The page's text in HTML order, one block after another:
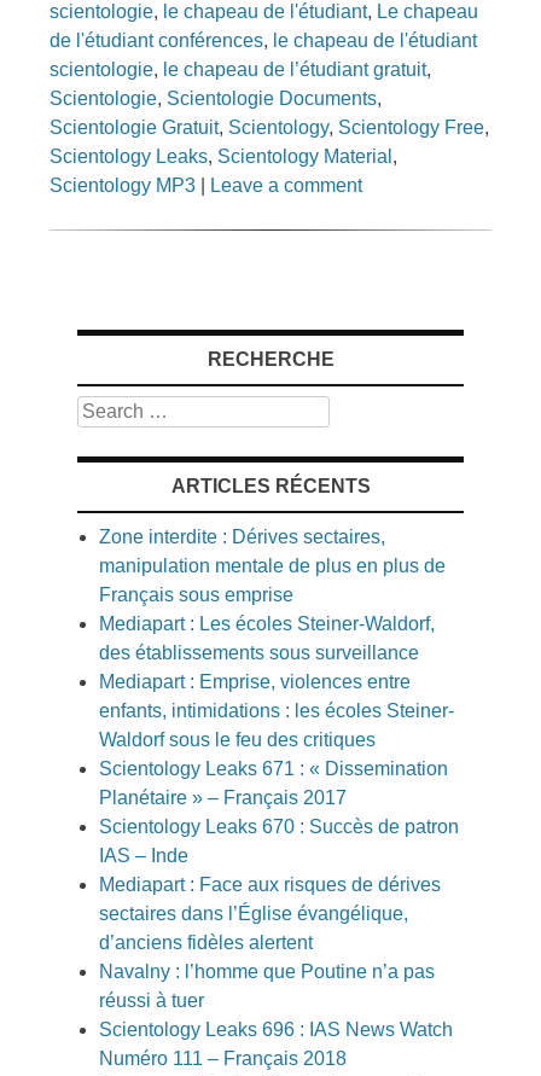
scientologie, le chapeau de l'étudiant, Le chapeau
de l'étudiant conférences, le chapeau de l'étudiant
scientologie, le chapeau de l’étudiant gratuit,
Scientologie, Scientologie Documents,
Scientologie Gratuit, Scientology, Scientology Free,
Scientology Leaks, Scientology Material ,
Scientology MP3
Leave a comment
RECHERCHE
Search
ARTICLES RÉCENTS
Zone interdite : Dérives sectaires,
manipulation mentale de plus en plus de
Français sous emprise
Mediapart : Les écoles Steiner-Waldorf,
des établissements sous surveillance
Mediapart : Emprise, violences entre
enfants, intimidations : les écoles Steiner-
Waldorf sous le feu des critiques
Scientology Leaks 671 : « Dissemination
Planétaire » – Français 2017
Scientology Leaks 670 : Succès de patron
IAS – Inde
Mediapart : Face aux risques de dérives
sectaires dans l’Église évangélique,
d’anciens fidèles alertent
Navalny : l’homme que Poutine n’a pas
réussi à tuer
Scientology Leaks 696 : IAS News Watch
Numéro 111 – Français 2018